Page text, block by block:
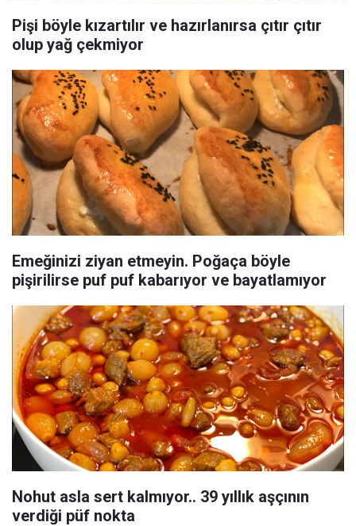
Pişi böyle kızartılır ve hazırlanırsa çıtır çıtır
olup yağ çekmiyor
Emeğinizi ziyan etmeyin. Poğaça böyle
pişirilirse puf puf kabarıyor ve bayatlamıyor
Nohut asla sert kalmıyor.. 39 yıllık aşçının
verdiği püf nokta